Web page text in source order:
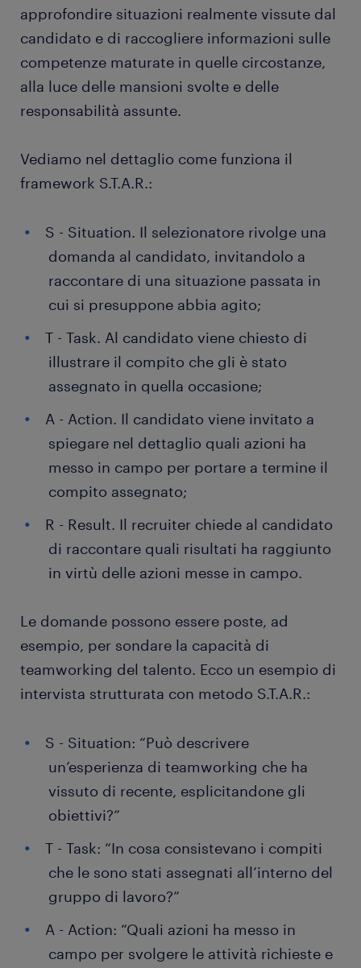
approfondire situazioni realmente vissute dal
candidato e di raccogliere informazioni sulle
competenze maturate in quelle circostanze,
alla luce delle mansioni svolte e delle
responsabilità assunte.
Vediamo nel dettaglio come funziona il
framework S.T.A.R.:
S - Situation. Il selezionatore rivolge una
domanda al candidato, invitandolo a
raccontare di una situazione passata in
cui si presuppone abbia agito;
T - Task. Al candidato viene chiesto di
illustrare il compito che gli è stato
assegnato in quella occasione;
A - Action. Il candidato viene invitato a
spiegare nel dettaglio quali azioni ha
messo in campo per portare a termine il
compito assegnato;
R - Result. Il recruiter chiede al candidato
di raccontare quali risultati ha raggiunto
in virtù delle azioni messe in campo.
Le domande possono essere poste, ad
esempio, per sondare la capacità di
teamworking del talento. Ecco un esempio di
intervista strutturata con metodo S.T.A.R.:
S - Situation: “Può descrivere
un’esperienza di teamworking che ha
vissuto di recente, esplicitandone gli
obiettivi?”
T - Task: “In cosa consistevano i compiti
che le sono stati assegnati all’interno del
gruppo di lavoro?”
A - Action: “Quali azioni ha messo in
campo per svolgere le attività richieste e